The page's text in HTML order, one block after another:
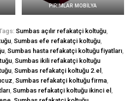
PIRIMLAR MOBİLYA
Sumbas açılır refakatçi koltuğu
Sumbas efe refakatçi koltuğu
Sumbas hasta refakatçi koltuğu fiyatları
Sumbas ikili refakatçi koltuğu
Sumbas refakatçi koltuğu 2.el
Sumbas refakatçi koltuğu firma
Sumbas refakatçi koltuğu ikinci el